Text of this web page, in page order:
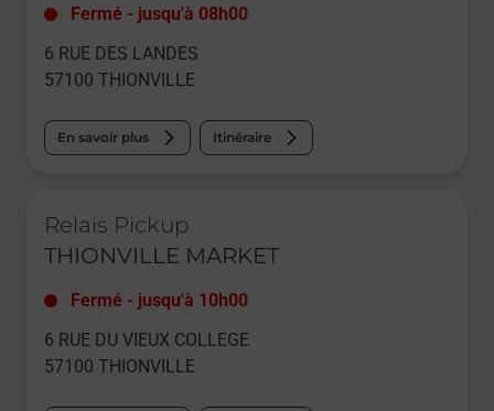
Fermé - jusqu'à 08h00
6 RUE DES LANDES
57100 THIONVILLE
En savoir plus Itinéraire
Relais Pickup
THIONVILLE MARKET
Fermé - jusqu'à 10h00
6 RUE DU VIEUX COLLEGE
57100 THIONVILLE